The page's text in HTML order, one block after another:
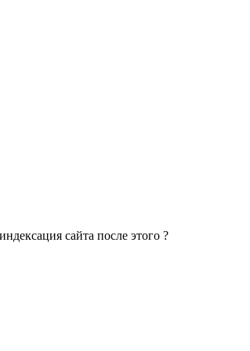
сайта после этого ?